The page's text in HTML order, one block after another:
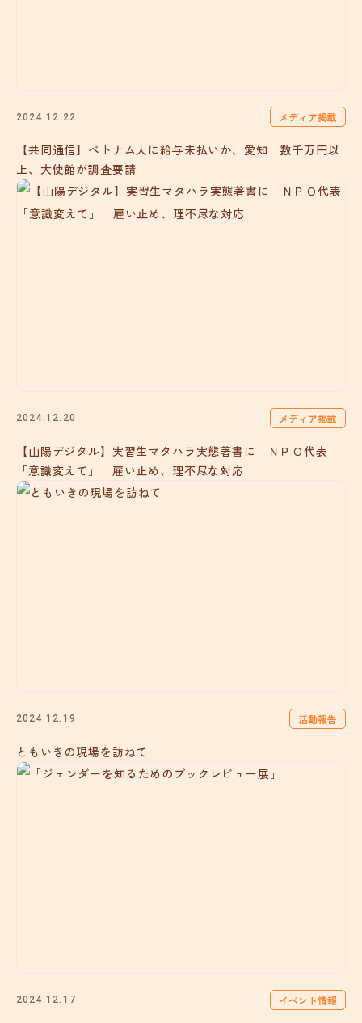
2024.12.22 メディア掲載
【共同通信】ベトナム人に給与未払いか、愛知 数千万円以
上、大使館が調査要請
2024.12.20 メディア掲載
【山陽デジタル】実習生マタハラ実態著書に ＮＰＯ代表
「意識変えて」 雇い止め、理不尽な対応
2024.12.19 活動報告
ともいきの現場を訪ねて
2024.12.17 イベント情報